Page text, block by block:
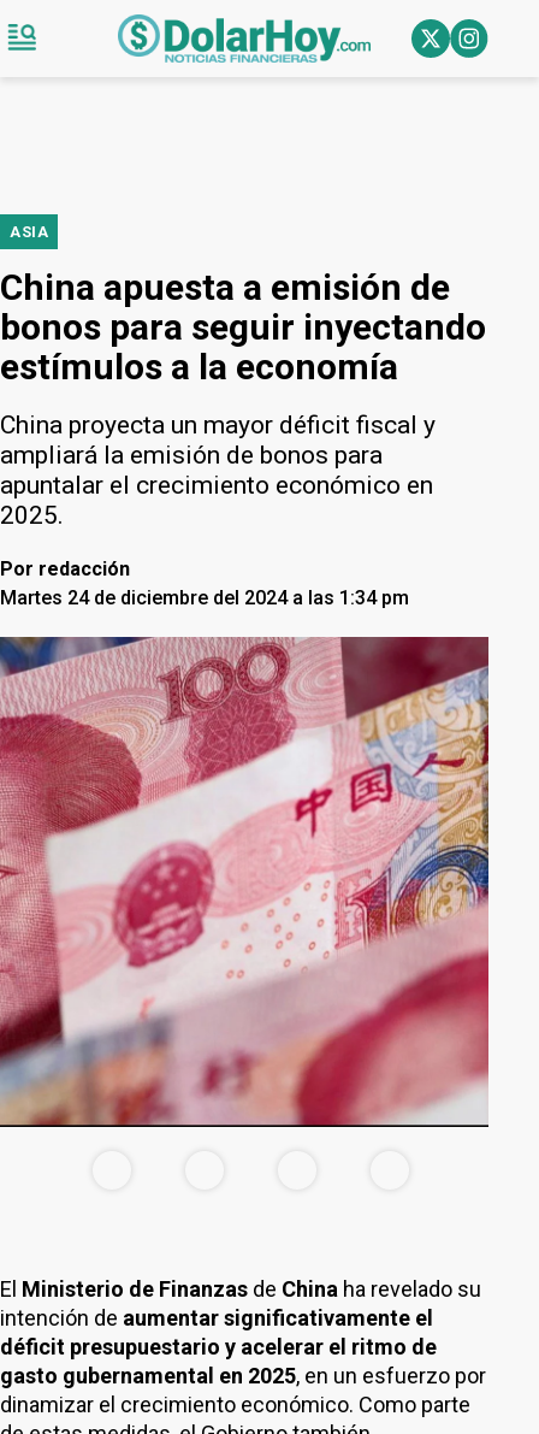
ASIA
China apuesta a emisión de
bonos para seguir inyectando
estímulos a la economía
China proyecta un mayor déficit fiscal y
ampliará la emisión de bonos para
apuntalar el crecimiento económico en
2025.
Por redacción
Martes 24 de diciembre del 2024 a las 1:34 pm
El Ministerio de Finanzas de China ha revelado su
intención de aumentar significativamente el
déficit presupuestario y acelerar el ritmo de
gasto gubernamental en 2025, en un esfuerzo por
dinamizar el crecimiento económico. Como parte